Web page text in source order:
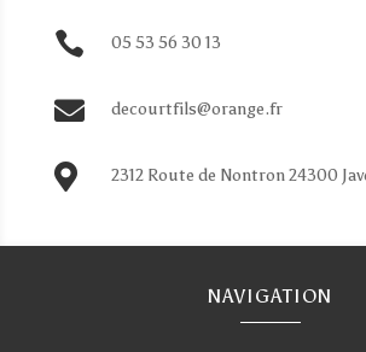
 05 53 56 30 13
 decourtfils@orange.fr
 2312 Route de Nontron 24300
NAVIGATION